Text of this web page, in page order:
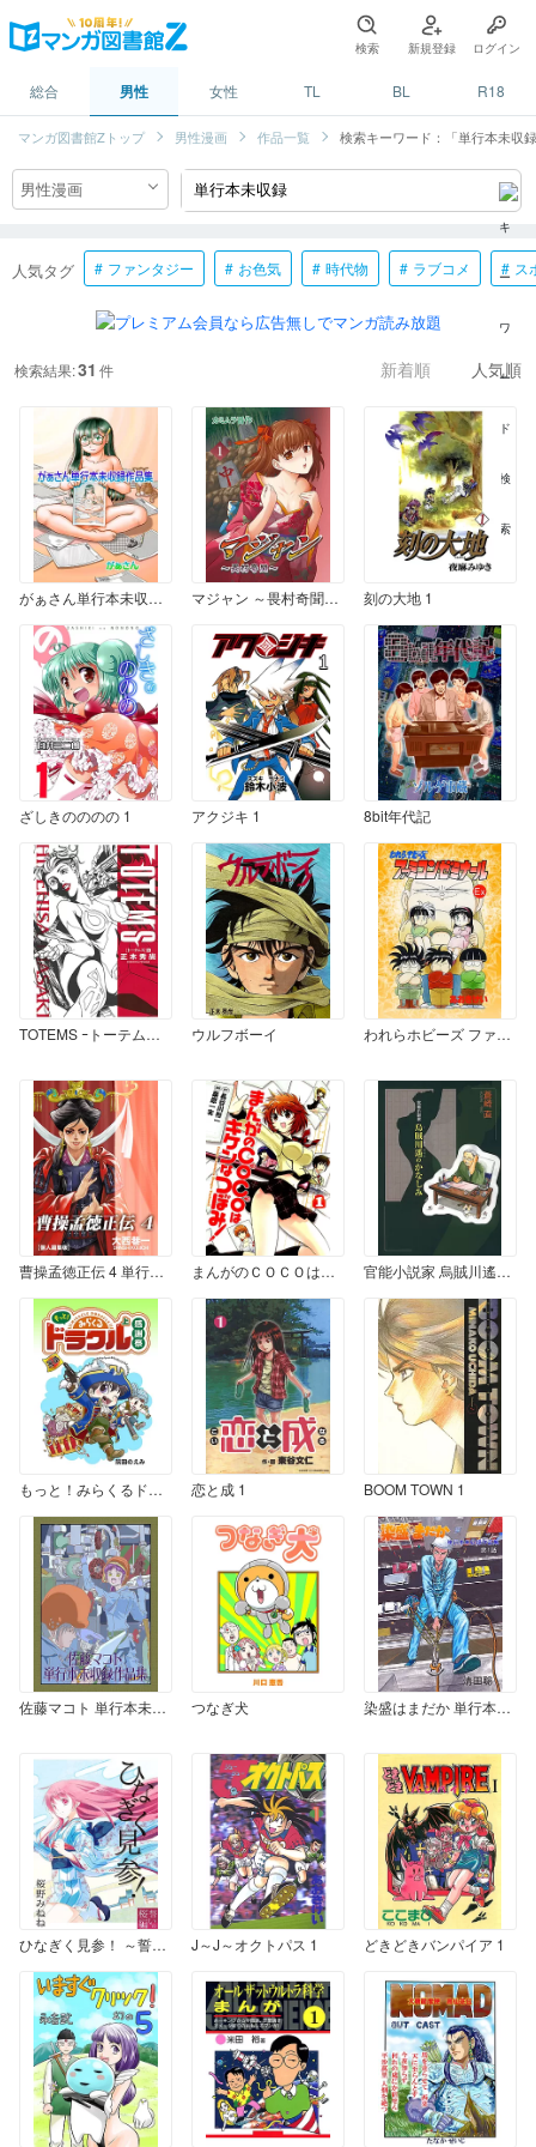
検索 新規登録 ログイン
総合 男性 女性 TL BL R18
マンガ図書館Zトップ 男性漫画 作品一覧 検索キーワード：「単行本未収
人気タグ ファンタジー お色気 時代物 ラブコメ ス
検索結果:31 件 新着順 人気順
がぁさん単行本未収録作品集 マジャン ～畏村奇聞～ 1 刻の大地 1
ざしきのののの 1 アクジキ 1 8bit年代記
TOTEMS ｰトーテムズｰ 1 ウルフボーイ われらホビーズ ファミコンゼミナール Ex
曹操孟徳正伝 4 単行本未収録巻 まんがのＣＯＣＯはキケンなつぼみ！ 1 官能小説家 烏賊川遙のかなしみ
もっと！みらくるドラクル・感謝祭 上 恋と成 1 BOOM TOWN 1
佐藤マコト 単行本未収録作品集 つなぎ犬 染盛はまだか 単行本未収録作品集 1
ひなぎく見参！ ～誓いの桜編～ J～J～オクトパス 1 どきどきバンパイア 1